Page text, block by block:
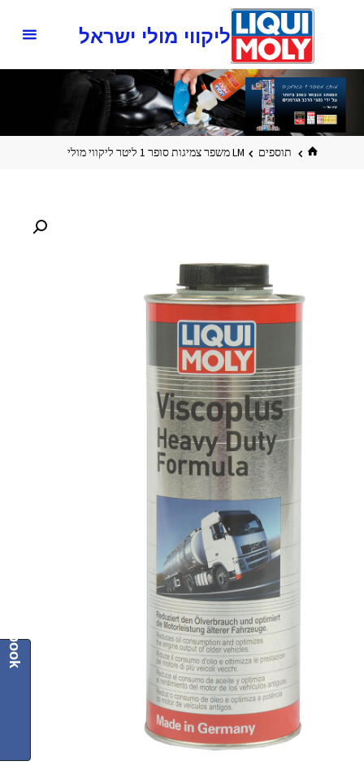
ליקווי מולי ישראל
תוספים LM משפר צמיגות סופר 1 ליטר ליקווי מולי
Facebook